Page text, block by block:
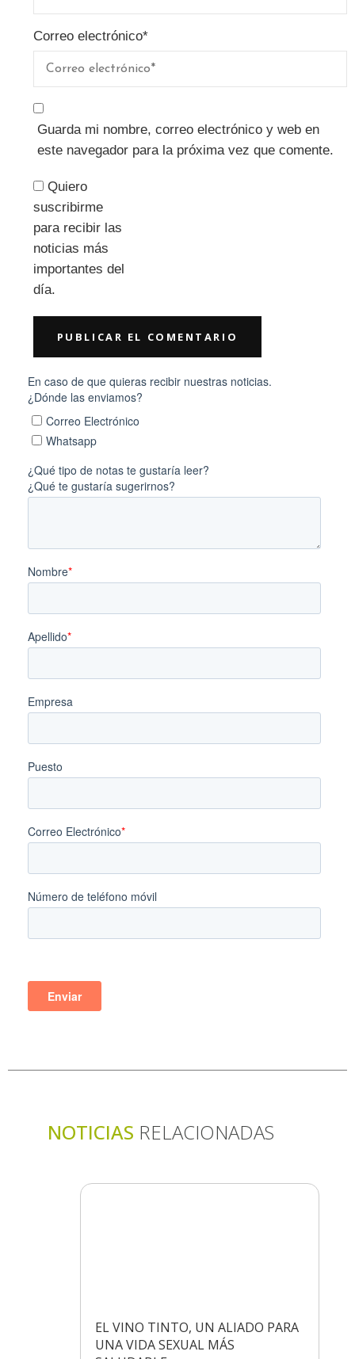
Correo electrónico*
Guarda mi nombre, correo electrónico y web en
este navegador para la próxima vez que comente.
Quiero
suscribirme
para recibir las
noticias más
importantes del
día.
NOTICIAS RELACIONADAS
EL VINO TINTO, UN ALIADO PARA
UNA VIDA SEXUAL MÁS